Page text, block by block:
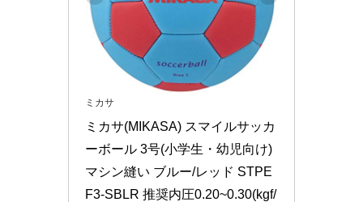
ミカサ
ミカサ(MIKASA) スマイルサッカ
ーボール 3号(小学生・幼児向け)
マシン縫い ブルー/レッド STPE
F3-SBLR 推奨内圧0.20~0.30(kgf/